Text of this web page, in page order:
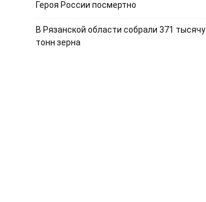
Героя России посмертно
В Рязанской области собрали 371 тысячу
тонн зерна